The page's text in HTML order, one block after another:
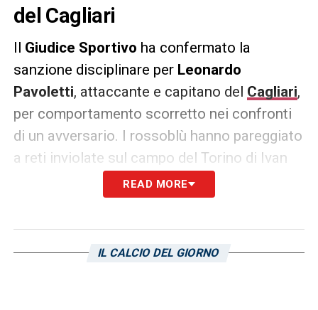
del Cagliari
Il Giudice Sportivo ha confermato la
sanzione disciplinare per Leonardo
Pavoletti, attaccante e capitano del Cagliari,
per comportamento scorretto nei confronti
di un avversario. I rossoblù hanno pareggiato
a reti inviolate sul campo del Torino di Ivan
Juric. Prima ammonizione per il bomber
LA PLAYLIST DELLE NOSTRE TOP NEWS
READ MORE
IL CALCIO DEL GIORNO